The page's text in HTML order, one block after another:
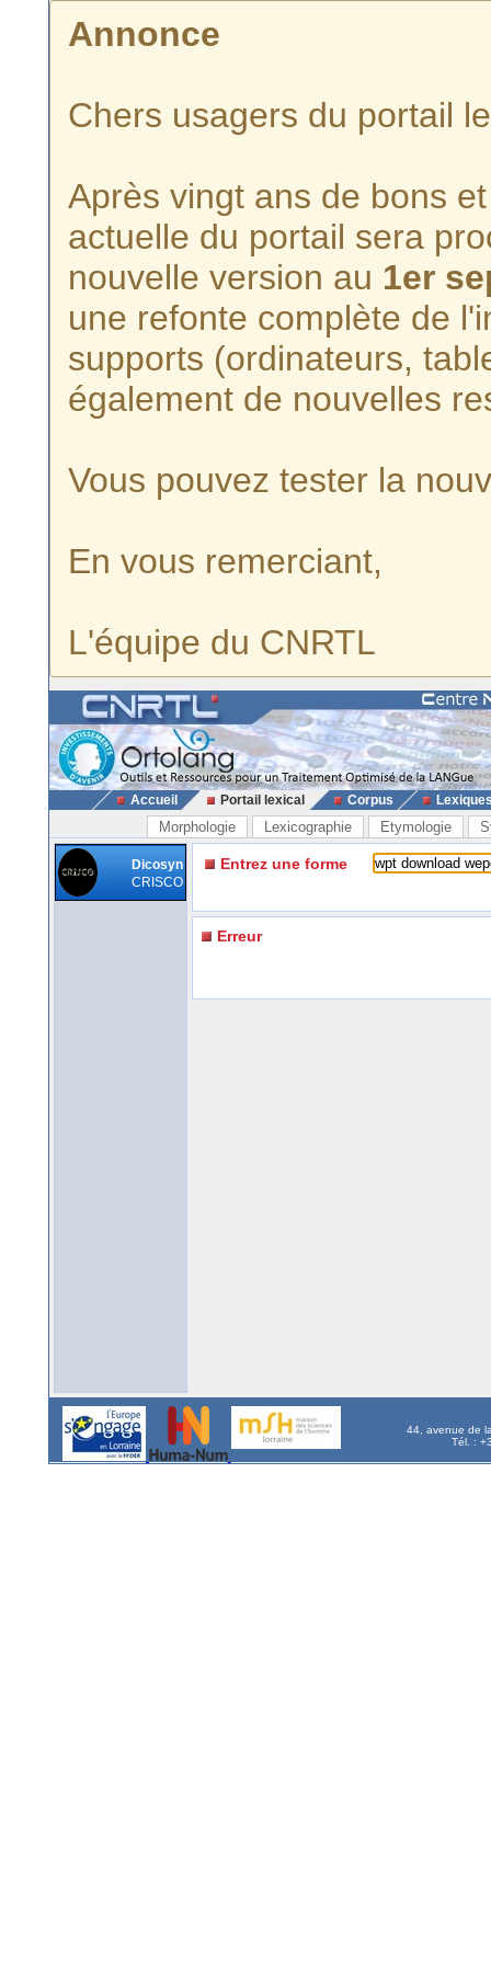
Annonce
Chers usagers du portail
Après vingt ans de bons
actuelle du portail sera
nouvelle version au 1er
une refonte complète de
supports (ordinateurs,
également de nouvelles
Vous pouvez tester la
En vous remerciant,
L'équipe du CNRTL
Accueil Portail lexical Corpus
Morphologie Lexicographie Etymologie
Dicosyn
CRISCO
Entrez une forme
Erreur
44, avenue de
Tél. :